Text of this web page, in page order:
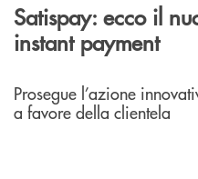
Satispay: ecco il
instant payment
Prosegue l’azione
a favore della clientela